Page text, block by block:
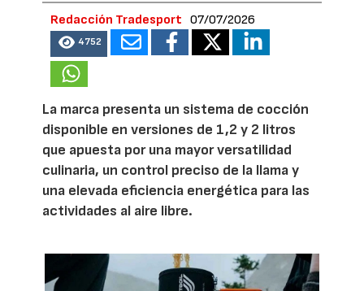
Redacción Tradesport 07/07/2026
4752
La marca presenta un sistema de cocción
disponible en versiones de 1,2 y 2 litros
que apuesta por una mayor versatilidad
culinaria, un control preciso de la llama y
una elevada eficiencia energética para las
actividades al aire libre.